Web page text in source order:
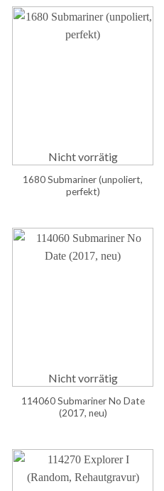
Nicht vorrätig
1680 Submariner (unpoliert,
perfekt)
Nicht vorrätig
114060 Submariner No Date
(2017, neu)